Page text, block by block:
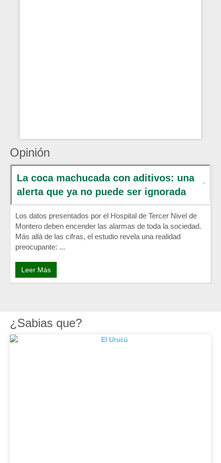
Opinión
La coca machucada con aditivos: una
alerta que ya no puede ser ignorada
Los datos presentados por el Hospital de Tercer Nivel de
Montero deben encender las alarmas de toda la sociedad.
Más allá de las cifras, el estudio revela una realidad
preocupante: ...
Leer Más
¿Sabias que?